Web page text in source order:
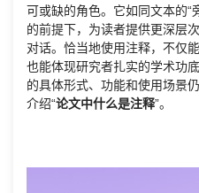
可或缺的角色。它如同文本的“
的前提下，为读者提供更深层
对话。恰当地使用注释，不仅
也能体现研究者扎实的学术功
的具体形式、功能和使用场景
介绍“论文中什么是注释”。